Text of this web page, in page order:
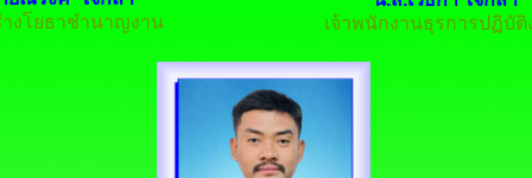
งโยธาชำนาญงาน
เจ้าพนักงานธุรการปฏิบัติ